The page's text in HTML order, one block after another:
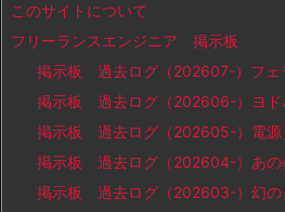
このサイトについて
フリーランスエンジニア 掲示板
掲示板 過去ログ（202607-）フェ
掲示板 過去ログ（202606-）ヨド
掲示板 過去ログ（202605-）電源
掲示板 過去ログ（202604-）あの
掲示板 過去ログ（202603-）幻の